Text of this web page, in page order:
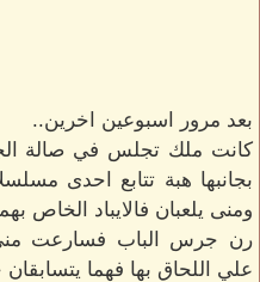
بعد مرور اسبوعين اخرين..
كانت ملك تجلس في صالة
بجانبها هبة تتابع احدى
ومنى يلعبان فالايباد الخاص
رن جرس الباب فسارعت منى
علي اللحاق بها فهما